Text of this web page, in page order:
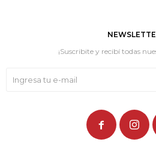
¡Suscribite y recibí todas
 